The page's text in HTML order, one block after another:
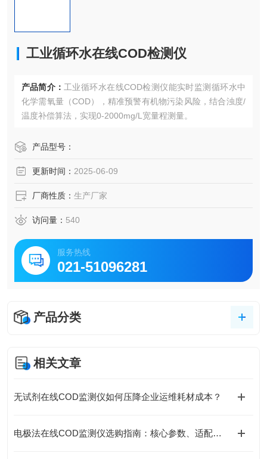
工业循环水在线COD检测仪
产品简介： 工业循环水在线COD检测仪能实时监测循环水中
化学需氧量（COD），精准预警有机物污染风险，结合浊度/
温度补偿算法，实现​​0-2000mg/L​​宽量程测量。
产品型号：
更新时间： 2025-06-09
厂商性质： 生产厂家
访问量： 540
服务热线
021-51096281
产品分类
相关文章
无试剂在线COD监测仪如何压降企业运维耗材成本？
电极法在线COD监测仪选购指南：核心参数、适配场景与避坑要点